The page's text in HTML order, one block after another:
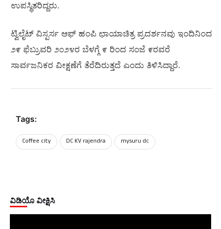
ಉಪಸ್ಥಿತರಿದ್ದರು.
ಟ್ವಿಲೈಟ್ ವಿಸ್ಪರ್ಸ ಆಫ್ ಹಂಪಿ ಛಾಯಾಚಿತ್ರ ಪ್ರದರ್ಶನವು ಇಂದಿನಿಂದ
೨೯ ಫೆಬ್ರುವರಿ ೨೦೨೪ರ ಬೆಳಗ್ಗೆ ೯ ರಿಂದ ಸಂಜೆ ೯ರವರೆ
ಸಾರ್ವಜನಿಕರ ವೀಕ್ಷಣೆಗೆ ತೆರೆದಿರುತ್ತದೆ ಎಂದು ತಿಳಿಸಿದ್ದಾರೆ.
Tags:
Coffee city DC KV rajendra mysuru dc
ವಿಡಿಯೊ ವೀಕ್ಷಿಸಿ